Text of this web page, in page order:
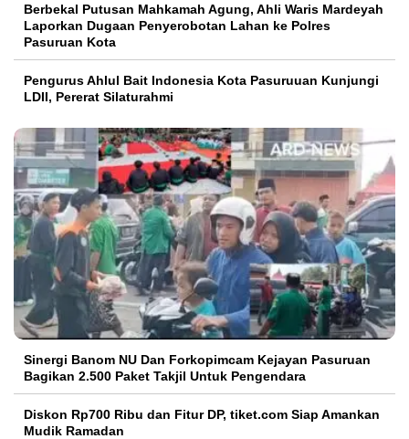
Berbekal Putusan Mahkamah Agung, Ahli Waris Mardeyah
Laporkan Dugaan Penyerobotan Lahan ke Polres
Pasuruan Kota
Pengurus Ahlul Bait Indonesia Kota Pasuruuan Kunjungi
LDII, Pererat Silaturahmi
Sinergi Banom NU Dan Forkopimcam Kejayan Pasuruan
Bagikan 2.500 Paket Takjil Untuk Pengendara
Diskon Rp700 Ribu dan Fitur DP, tiket.com Siap Amankan
Mudik Ramadan